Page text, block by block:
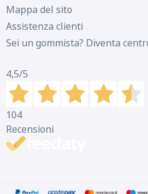
Mappa del sito
Assistenza clienti
Sei un gommista? Diventa
4,5/5
104
Recensioni